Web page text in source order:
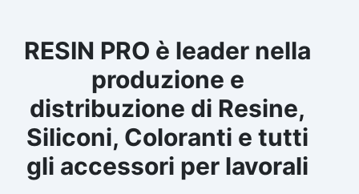
RESIN PRO è leader nella
produzione e
distribuzione di Resine,
Siliconi, Coloranti e tutti
gli accessori per lavorali